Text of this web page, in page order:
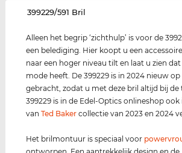
‌399229/591 Bril
Alleen het begrip ‘zichthulp’ is voor de
een belediging. Hier koopt u een
naar een hoger niveau tilt en laat u zien
mode heeft. De 399229 is in 2024 nieuw
gebracht, zodat u met deze bril altijd bij de
399229 is in de Edel-Optics onlineshop
vanTed Baker collectie van 2023 en 2024
Het brilmontuur is speciaal voor power